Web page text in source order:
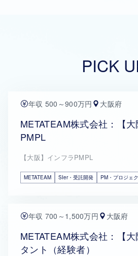
PICK
年収 500～900万円 大阪府
METATEAM株式会社：【
PMPL
【大阪】インフラPMPL
METATEAM SIer・受託開発 PM・プロジェ
年収 700～1,500万円 大阪府
METATEAM株式会社：【
タント（経験者）